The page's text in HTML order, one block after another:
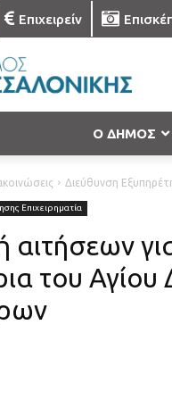
Επιχειρείν
Ο ΔΗΜΟΣ
Διεύθυνση
Επιχειρηματία
αιτήσεων
του Αγίου